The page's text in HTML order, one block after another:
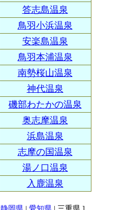
答志島温泉
鳥羽小浜温泉
安楽島温泉
鳥羽本浦温泉
南勢桜山温泉
神代温泉
磯部わたかの温泉
奥志摩温泉
浜島温泉
志摩の国温泉
湯ノ口温泉
入鹿温泉